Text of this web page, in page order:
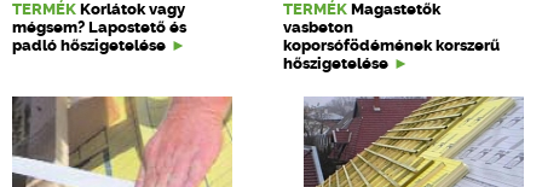
TERMÉK Korlátok vagy
mégsem? Lapostető és
padló hőszigetelése
TERMÉK Magastetők
vasbeton
koporsófödémének korszerű
hőszigetelése